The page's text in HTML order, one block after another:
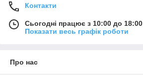
Контакти
Сьогодні працює з 10:00 до 18:00
Показати весь графік роботи
Про нас